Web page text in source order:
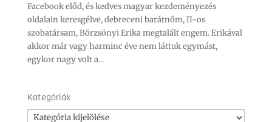
Facebook előd, és kedves magyar kezdeményezés
oldalain keresgélve, debreceni barátnőm, II-os
szobatársam, Börzsönyi Erika megtalált engem. Erikával
akkor már vagy harminc éve nem láttuk egymást,
egykor nagy volt a...
Kategóriák
Kategóriák